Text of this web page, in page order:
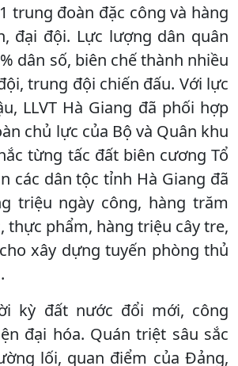
trung đoàn đặc công và hàng
đại đội. Lực lượng dân quân
dân số, biên chế thành nhiều
trung đội chiến đấu. Với lực
LLVT Hà Giang đã phối hợp
chủ lực của Bộ và Quân khu
từng tấc đất biên cương Tổ
các dân tộc tỉnh Hà Giang đã
triệu ngày công, hàng trăm
thực phẩm, hàng triệu cây tre,
xây dựng tuyến phòng thủ
kỳ đất nước đổi mới, công
đại hóa. Quán triệt sâu sắc
lối, quan điểm của Đảng,